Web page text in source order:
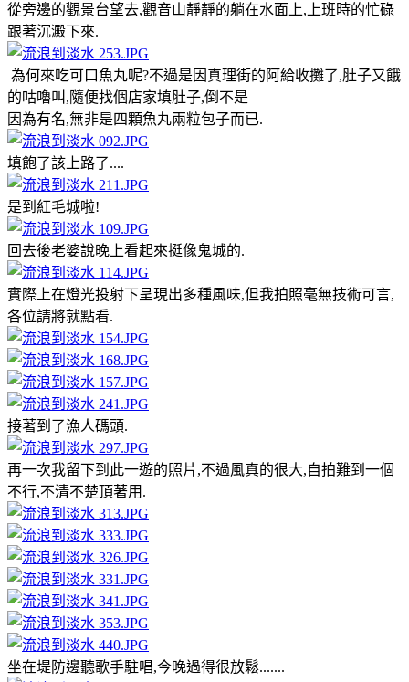
從旁邊的觀景台望去,觀音山靜靜的躺在水面上,上班時的忙碌
跟著沉澱下來.
為何來吃可口魚丸呢?不過是因真理街的阿給收攤了,肚子又餓
的咕嚕叫,隨便找個店家填肚子,倒不是
因為有名,無非是四顆魚丸兩粒包子而已.
填飽了該上路了....
是到紅毛城啦!
回去後老婆說晚上看起來挺像鬼城的.
實際上在燈光投射下呈現出多種風味,但我拍照毫無技術可言,
各位請將就點看.
接著到了漁人碼頭.
再一次我留下到此一遊的照片,不過風真的很大,自拍難到一個
不行,不清不楚頂著用.
坐在堤防邊聽歌手駐唱,今晚過得很放鬆.......